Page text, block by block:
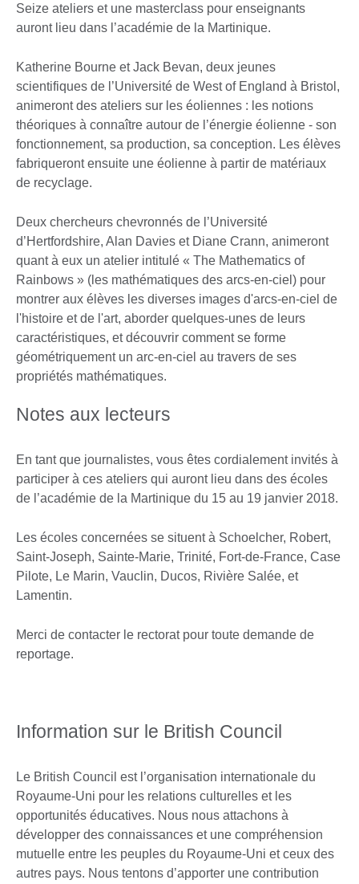
Seize ateliers et une masterclass pour enseignants
auront lieu dans l’académie de la Martinique.
Katherine Bourne et Jack Bevan, deux jeunes
scientifiques de l’Université de West of England à Bristol,
animeront des ateliers sur les éoliennes : les notions
théoriques à connaître autour de l’énergie éolienne - son
fonctionnement, sa production, sa conception. Les élèves
fabriqueront ensuite une éolienne à partir de matériaux
de recyclage.
Deux chercheurs chevronnés de l’Université
d’Hertfordshire, Alan Davies et Diane Crann, animeront
quant à eux un atelier intitulé « The Mathematics of
Rainbows » (les mathématiques des arcs-en-ciel) pour
montrer aux élèves les diverses images d'arcs-en-ciel de
l'histoire et de l'art, aborder quelques-unes de leurs
caractéristiques, et découvrir comment se forme
géométriquement un arc-en-ciel au travers de ses
propriétés mathématiques.
Notes aux lecteurs
En tant que journalistes, vous êtes cordialement invités à
participer à ces ateliers qui auront lieu dans des écoles
de l’académie de la Martinique du 15 au 19 janvier 2018.
Les écoles concernées se situent à Schoelcher, Robert,
Saint-Joseph, Sainte-Marie, Trinité, Fort-de-France, Case
Pilote, Le Marin, Vauclin, Ducos, Rivière Salée, et
Lamentin.
Merci de contacter le rectorat pour toute demande de
reportage.
Information sur le British Council
Le British Council est l’organisation internationale du
Royaume-Uni pour les relations culturelles et les
opportunités éducatives. Nous nous attachons à
développer des connaissances et une compréhension
mutuelle entre les peuples du Royaume-Uni et ceux des
autres pays. Nous tentons d’apporter une contribution